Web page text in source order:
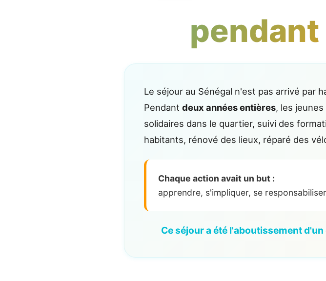
pendant
Le séjour au Sénégal n'est pas arrivé par
Pendant deux années entières, les
solidaires dans le quartier, suivi des
habitants, rénové des lieux, réparé des
Chaque action avait un but :
apprendre, s'impliquer, se
Ce séjour a été l'aboutissement